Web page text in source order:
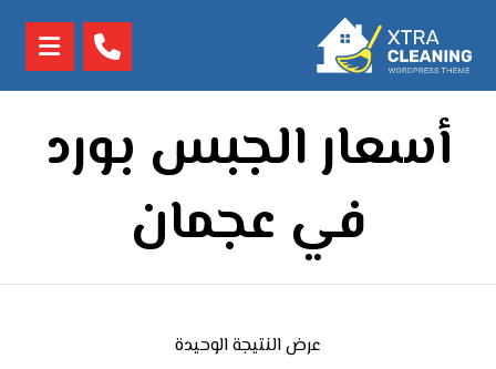
أسعار الجبس بورد
في عجمان
عرض النتيجة الوحيدة